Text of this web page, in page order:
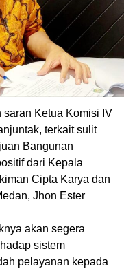
Ketua Komisi IV
terkait sulit
Bangunan
dari Kepala
Cipta Karya dan
Jhon Ester
akan segera
sistem
pelayanan kepada